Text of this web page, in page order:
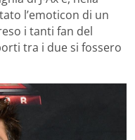
l’emoticon di un
i tanti fan del
tra i due si fossero